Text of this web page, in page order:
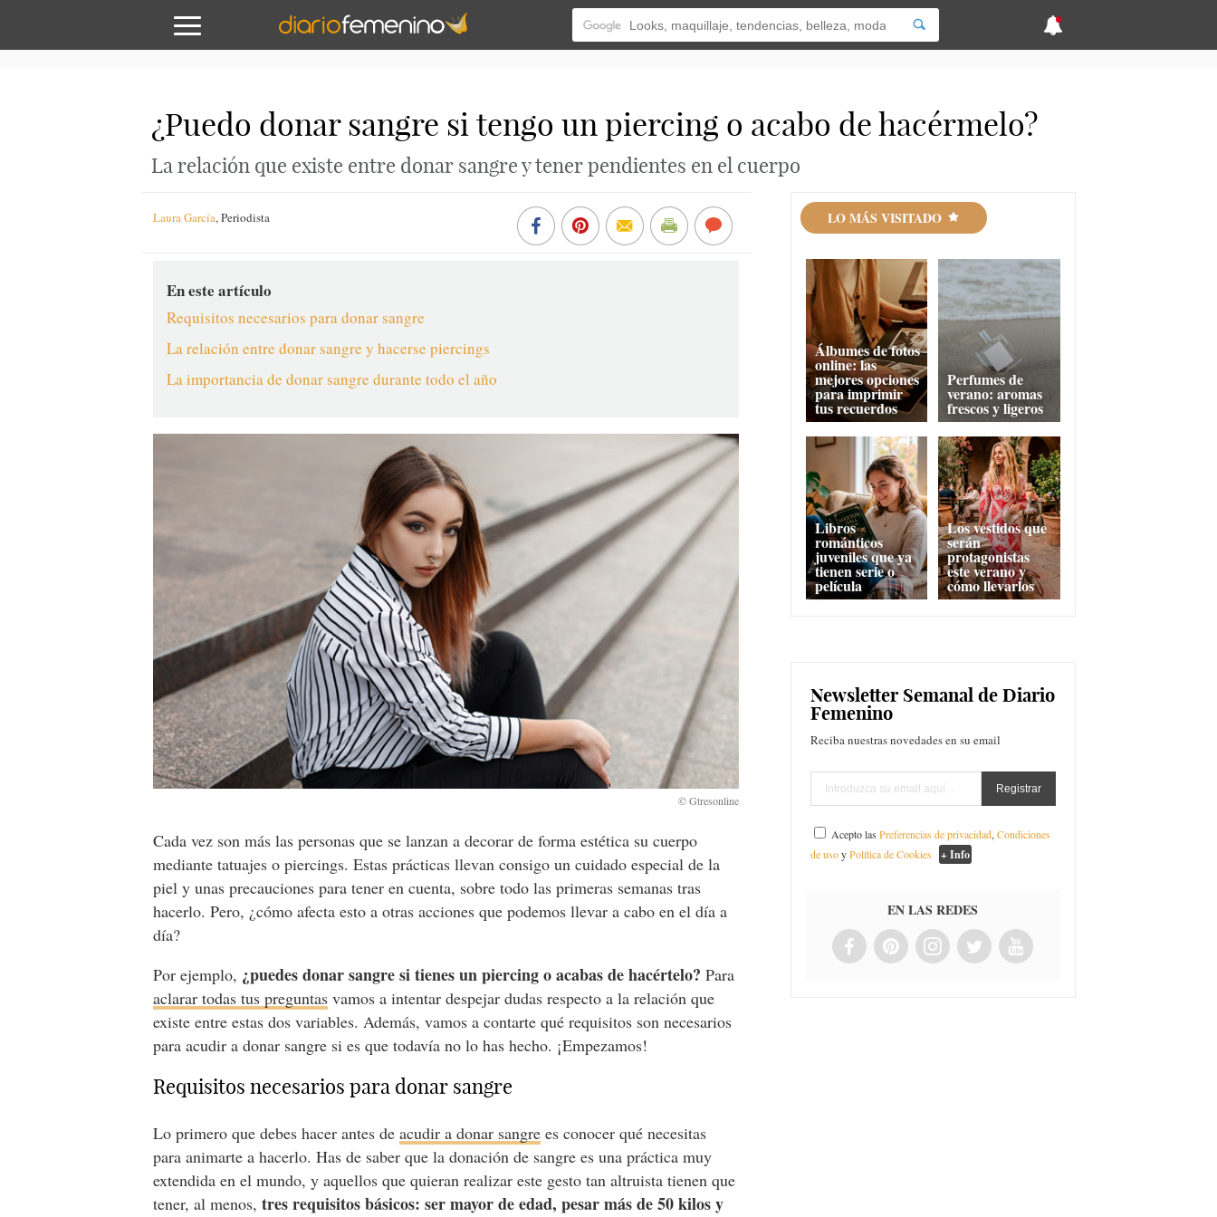
¿Puedo donar sangre si tengo un piercing o acabo de hacérmelo?
La relación que existe entre donar sangre y tener pendientes en el cuerpo
Laura García,Periodista
En este artículo
Requisitos necesarios para donar sangre
La relación entre donar sangre y hacerse piercings
La importancia de donar sangre durante todo el año
Cada vez son más las personas que se lanzan a decorar de forma estética su cuerpo
mediante tatuajes o piercings. Estas prácticas llevan consigo un cuidado especial de la
piel y unas precauciones para tener en cuenta, sobre todo las primeras semanas tras
hacerlo. Pero, ¿cómo afecta esto a otras acciones que podemos llevar a cabo en el día a
día?
Por ejemplo, ¿puedes donar sangre si tienes un piercing o acabas de hacértelo? Para
aclarar todas tus preguntas vamos a intentar despejar dudas respecto a la relación que
existe entre estas dos variables. Además, vamos a contarte qué requisitos son necesarios
para acudir a donar sangre si es que todavía no lo has hecho. ¡Empezamos!
Requisitos necesarios para donar sangre
Lo primero que debes hacer antes deacudir a donar sangre es conocer qué necesitas
para animarte a hacerlo. Has de saber que la donación de sangre es una práctica muy
extendida en el mundo, y aquellos que quieran realizar este gesto tan altruista tienen que
tener, al menos,tres requisitos básicos: ser mayor de edad, pesar más de 50 kilos y
LO MÁS VISITADO
Álbumes de fotos
online: las
mejores opciones
para imprimir
tus recuerdos
Perfumes de
verano: aromas
frescos y ligeros
Libros
románticos
juveniles que ya
tienen serie o
película
Los vestidos que
serán
protagonistas
este verano y
cómo llevarlos
Newsletter Semanal de Diario
Femenino
Reciba nuestras novedades en su email
Acepto lasPreferencias de privacidad,Condiciones
de usoyPolítica de Cookies + Info
EN LAS REDES